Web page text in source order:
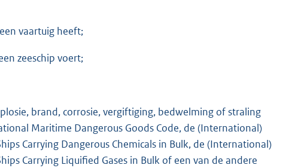
vaartuig heeft;
zeeschip voert;
brand, corrosie, vergiftiging, bedwelming of straling
Maritime Dangerous Goods Code, de (International)
Carrying Dangerous Chemicals in Bulk, de (International)
Carrying Liquified Gases in Bulk of een van de andere